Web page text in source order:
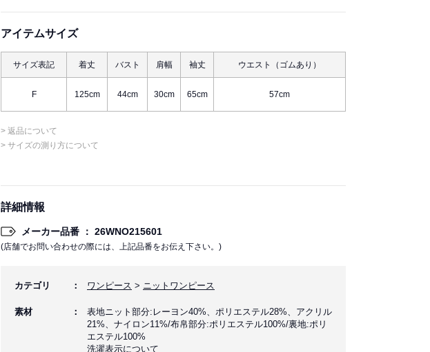
アイテムサイズ
サイズ表記 着丈 バスト 肩幅 袖丈 ウエスト（ゴムあり）
F 125cm 44cm 30cm 65cm 57cm
> 返品について
> サイズの測り方について
詳細情報
メーカー品番 ： 26WNO215601
(店舗でお問い合わせの際には、上記品番をお伝え下さい。)
カテゴリ ワンピース > ニットワンピース
素材
表地ニット部分:レーヨン40%、ポリエステル28%、アクリル
21%、ナイロン11%/布帛部分:ポリエステル100%/裏地:ポリ
エステル100%
洗濯表示について